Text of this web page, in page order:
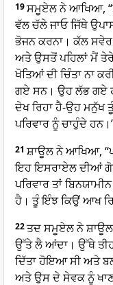
19ਸਮੂਏਲ ਨੇ ਆਖਿਆ,
ਵੱਲ ਚੱਲੇ ਜਾਓ ਜਿੱਥੇ
ਭੋਜਨ ਕਰਨਾ। ਕੱਲ ਸਵੇਰ
ਅਤੇ ਉਸਤੋਂ ਪਹਿਲਾਂ ਮੈਂ ਤੇਰੇ
ਖੋਤਿਆਂ ਦੀ ਚਿੰਤਾ ਨਾ
ਗਏ ਸਨ। ਉਹ ਲੱਭ ਗਏ
ਦੇਖ ਰਿਹਾ ਹੈ-ਉਹ ਮਨੁੱਖ
ਪਰਿਵਾਰ ਨੂੰ ਚਾਹੁੰਦੇ
21 ਸ਼ਾਊਲ ਨੇ ਆਖਿਆ,
ਇਹ ਇਸਰਾਏਲ ਦੀਆਂ
ਪਰਿਵਾਰ ਤਾਂ
ਹੈ। ਤੂੰ ਇੰਝ ਕਿਉਂ ਆਖ
22ਤਦ ਸਮੂਏਲ ਨੇ
ਉੱਤੇ ਲੈ ਆਂਦਾ। ਉੱਥੇ
ਦਿੱਤਾ ਹੋਇਆ ਸੀ ਅਤੇ
ਅਤੇ ਉਸ ਦੇ ਸੇਵਕ ਨੂੰ